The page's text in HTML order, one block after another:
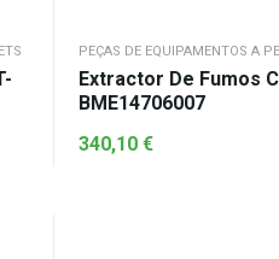
PEÇAS DE EQUIPAMENTOS A
Extractor De Fumos
BME14706007
340,10€